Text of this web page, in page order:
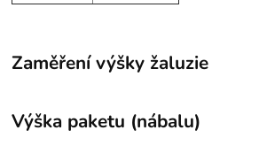
Zaměření výšky žaluzie
Výška paketu (nábalu)